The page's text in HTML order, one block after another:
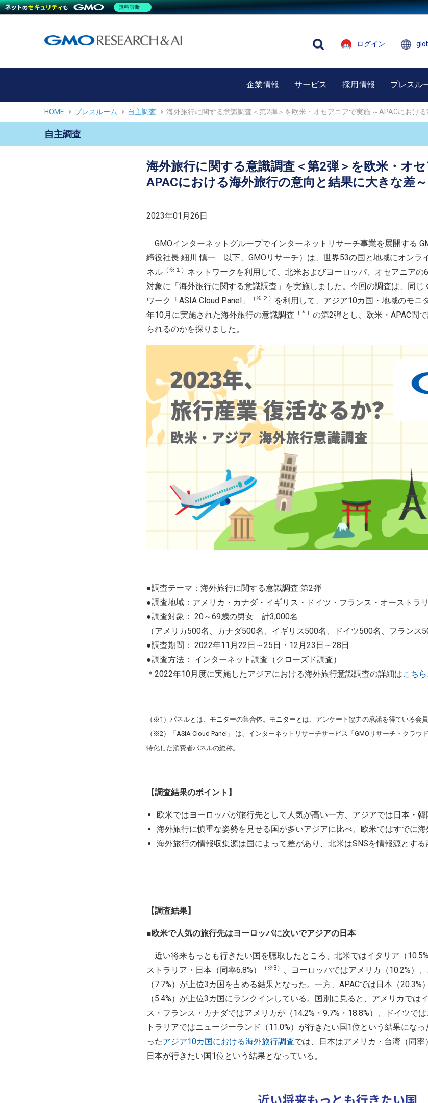
ログイン
企業情報 サービス 採用情報 プレスル
HOME プレスルーム 自主調査 海外旅行に関する意識調査＜第2弾＞を欧米・オセアニアで実施 ～APACにおけ
自主調査
海外旅行に関する意識調査＜第2弾＞を欧米・オ
APACにおける海外旅行の意向と結果に大きな差～
2023年01月26日
GMOインターネットグループでインターネットリサーチ事業を展開する
締役社長 細川 慎一 以下、GMOリサーチ）は、世界53の国と地域にオンラ
ネル （※１） ネットワークを利用して、北米およびヨーロッパ、オセアニアの
対象に「海外旅行に関する意識調査」を実施しました。今回の調査は、同じ
ワーク「ASIA Cloud Panel」
（※２）
を利用して、アジア10カ国・地域のモニ
年10月に実施された海外旅行の意識調査 （＊） の第2弾とし、欧米・APAC間
られるのかを探りました。
●調査テーマ：海外旅行に関する意識調査 第2弾
●調査地域：アメリカ・カナダ・イギリス・ドイツ・フランス・オーストラ
●調査対象： 20～69歳の男女 計3,000名
（アメリカ500名、カナダ500名、イギリス500名、ドイツ500名、フランス
●調査期間： 2022年11月22日～25日・12月23日～28日
●調査方法： インターネット調査（クローズド調査）
＊2022年10月度に実施したアジアにおける海外旅行意識調査の詳細はこちら
（※1）パネルとは、モニターの集合体。モニターとは、アンケート協力の承諾を得ている会
（※2）「ASIA Cloud Panel」 は、インターネットリサーチサービス「GMOリサーチ・クラウ
特化した消費者パネルの総称。
【調査結果のポイント】
欧米ではヨーロッパが旅行先として人気が高い一方、アジアでは日本・韓
海外旅行に慎重な姿勢を見せる国が多いアジアに比べ、欧米ではすでに海
海外旅行の情報収集源は国によって差があり、北米はSNSを情報源とする
【調査結果】
■欧米で人気の旅行先はヨーロッパに次いでアジアの日本
近い将来もっとも行きたい国を聴取したところ、北米ではイタリア（
ストラリア・日本（同率6.8%）
（※3）
、ヨーロッパではアメリカ（10.2%）
（7.7%）が上位3カ国を占める結果となった。一方、APACでは日本（20.3%
（5.4%）が上位3カ国にランクインしている。国別に見ると、アメリカでは
ス・フランス・カナダではアメリカが（14.2%・9.7%・18.8%）、ドイツで
トラリアではニュージーランド（11.0%）が行きたい国1位という結果にな
ったアジア10カ国における海外旅行調査では、日本はアメリカ・台湾（同
日本が行きたい国1位という結果となっている。
無料診断